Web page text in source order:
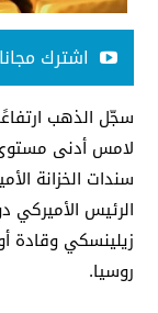
اشترك
سجّل الذهب
لامس أدنى
سندات الخزانة
الرئيس الأميركي
زيلينسكي وقادة
روسيا.